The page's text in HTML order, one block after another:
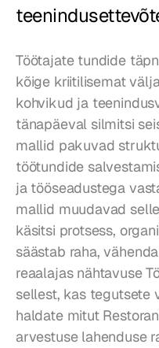
Töötajate tundide
kõige kriitilisemat
kohvikud ja
tänapäeval silmitsi
mallid pakuvad
töötundide
ja tööseadustega
mallid muudavad
käsitsi protsess,
säästab raha,
reaalajas nähtavuse
sellest, kas tegutsete
haldate mitut
arvestuse lahenduse